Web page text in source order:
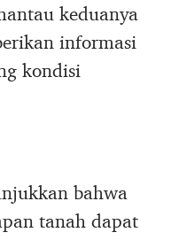
keduanya
informasi
kondisi
bahwa
tanah dapat